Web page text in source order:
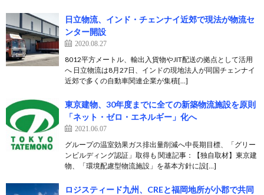
日立物流、インド・チェンナイ近郊で現法が物流セ
ンター開設
2020.08.27
8012平方メートル、輸出入貨物やJIT配送の拠点として活用
へ 日立物流は8月27日、インドの現地法人が同国チェンナイ
近郊で多くの自動車関連企業が集積[…]
東京建物、30年度までに全ての新築物流施設を原則
「ネット・ゼロ・エネルギー」化へ
2021.06.07
グループの温室効果ガス排出量削減へ中長期目標、「グリー
ンビルディング認証」取得も 関連記事：【独自取材】東京建
物、「環境配慮型物流施設」を基本方針に設[…]
ロジスティード九州、CREと福岡地所が小郡で共同